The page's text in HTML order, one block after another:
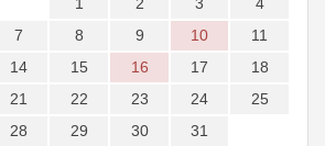
7 8 9 10
11
14 15 16 17
18
21 22 23 24
25
28 29 30 31